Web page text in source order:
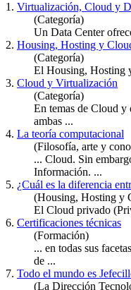
1. Virtualización, Cloud y
(Categoría)
Un Data Center
2. Housing, Hosting y
(Categoría)
El Housing, Hosting
3. Cloud y Virtualización
(Categoría)
En temas de Cloud y
ambas ...
4. La teoría computacional
(Filosofía, arte y
... Cloud. Sin
Información. ...
5. ¿Cuál es la diferencia
(Housing, Hosting y
El Cloud privado
6. Certificaciones técnicas
(Formación)
... en todas sus
de ...
7. Todo el mundo es
(La Dirección